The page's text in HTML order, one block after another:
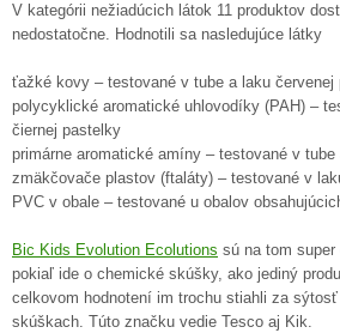
V kategórii nežiadúcich látok 11 produktov
nedostatočne. Hodnotili sa nasledujúce látky
ťažké kovy – testované v tube a laku červenej
polycyklické aromatické uhlovodíky (PAH) –
čiernej pastelky
primárne aromatické amíny – testované v
zmäkčovače plastov (ftaláty) – testované v
PVC v obale – testované u obalov
Bic Kids Evolution Ecolutions sú na tom
pokiaľ ide o chemické skúšky, ako jediný
celkovom hodnotení im trochu stiahli za
skúškach. Túto značku vedie Tesco aj Kik.